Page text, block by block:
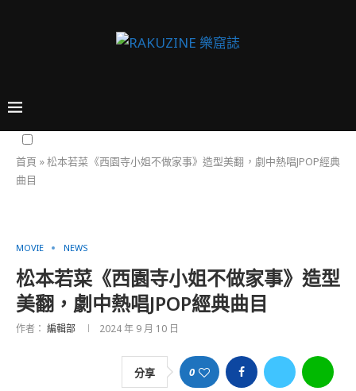
首頁 »松本若菜《西園寺小姐不做家事》造型美翻，劇中熱唱JPOP經典
曲目
MOVIE NEWS
松本若菜《西園寺小姐不做家事》造型
美翻，劇中熱唱JPOP經典曲目
作者： 編輯部 2024 年 9 月 10 日
分享 0